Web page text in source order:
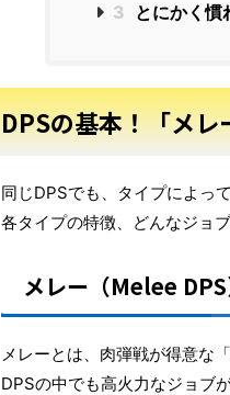
3 とにかく慣
DPSの基本！「メ
同じDPSでも、タイプによっ
各タイプの特徴、どんなジョ
メレー（Melee DPS
メレーとは、肉弾戦が得意な
DPSの中でも高火力なジョブが